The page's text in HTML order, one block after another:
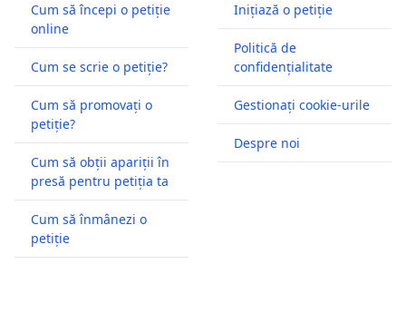
Cum să începi o petiție
online
Cum se scrie o petiție?
Cum să promovați o
petiție?
Cum să obții apariții în
presă pentru petiția ta
Cum să înmânezi o
petiție
Inițiază o petiție
Politică de
confidențialitate
Gestionați cookie-urile
Despre noi